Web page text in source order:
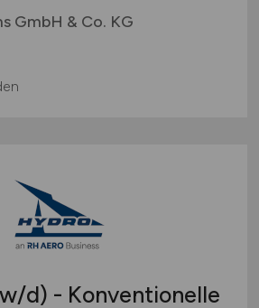
GmbH & Co. KG
d) - Konventionelle